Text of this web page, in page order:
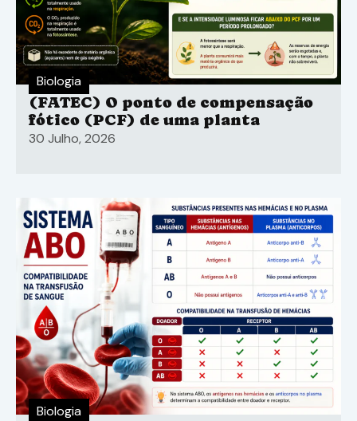
Biologia
(FATEC) O ponto de compensação
fótico (PCF) de uma planta
30 Julho, 2026
Biologia